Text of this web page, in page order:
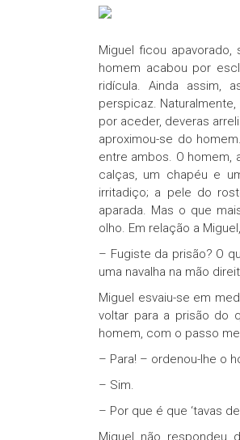
Miguel ficou
homem acabou por
ridícula. Ainda assim,
perspicaz.
por aceder, deveras
aproximou-se do
entre ambos. O homem,
calças, um chapéu e
irritadiço; a pele do
aparada. Mas o que
olho. Em relação a
– Fugiste da prisão? O
uma navalha na mão
Miguel esvaiu-se em
voltar para a prisão do
homem, com o passo
– Para! – ordenou-lhe o
– Sim.
– Por que é que ‘tavas
Miguel não respondeu